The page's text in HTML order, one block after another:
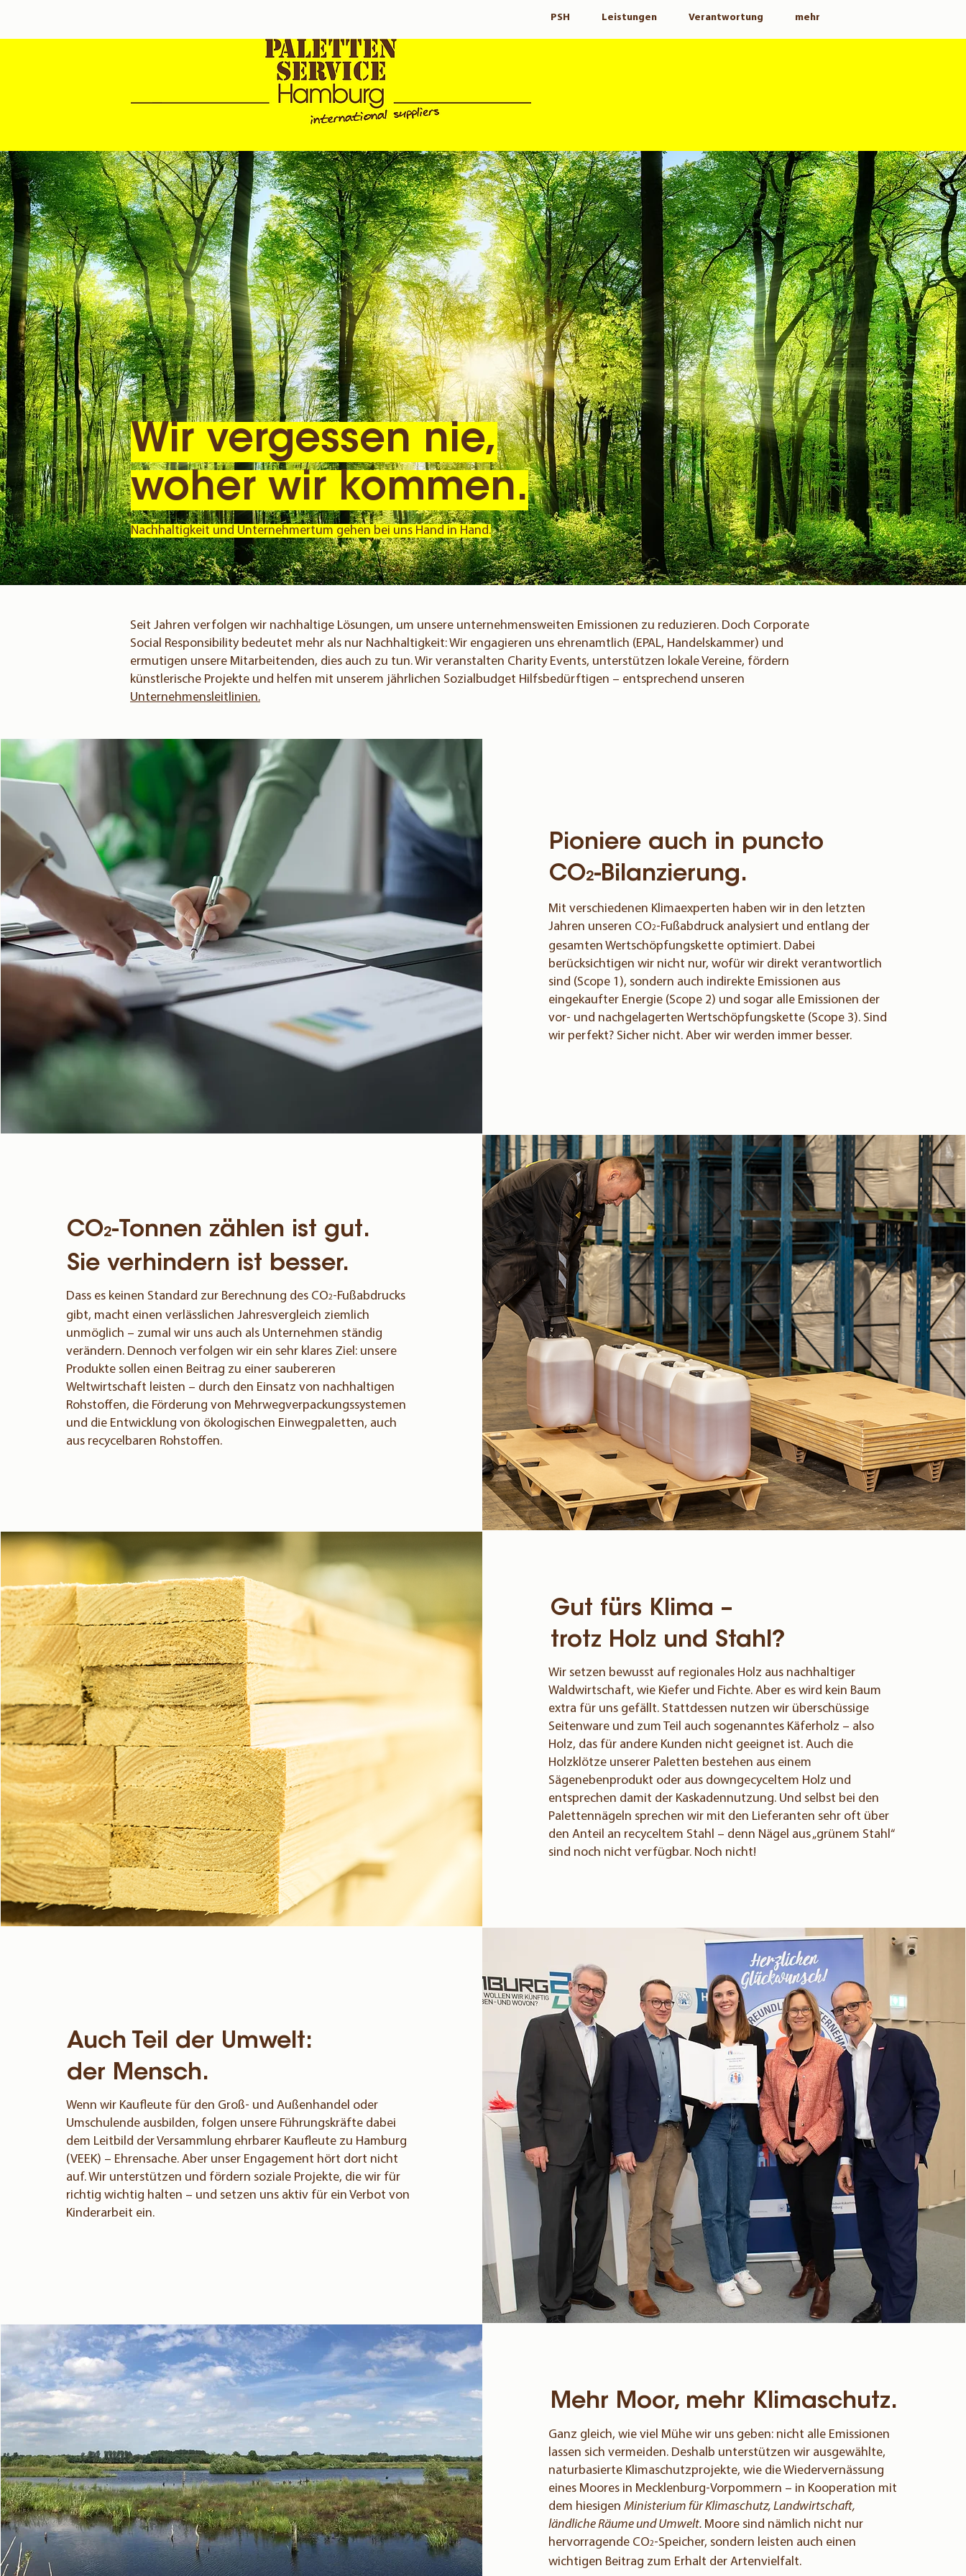
PSH Leistungen Verantwortung mehr
Wir vergessen nie,
woher wir kommen.
Nachhaltigkeit und Unternehmertum gehen bei uns Hand in Hand.
Seit Jahren verfolgen wir nachhaltige Lösungen, um unsere unternehmensweiten Emissionen zu reduzieren. Doch Corporate
Social Responsibility bedeutet mehr als nur Nachhaltigkeit: Wir engagieren uns ehren­amtlich (EPAL, Handelskammer) und
ermutigen unsere Mitarbeitenden, dies auch zu tun. Wir veranstalten Charity Events, unterstützen lokale Vereine, fördern
künstlerische Projekte und helfen mit unserem jährlichen Sozialbudget Hilfsbedürftigen – entsprechend unseren
Unternehmensleitlinien.
Pioniere auch in puncto
CO2-Bilanzierung.
Mit verschiedenen Klimaexperten haben wir in den letzten
Jahren unseren CO2-Fußabdruck analysiert und entlang der
gesamten Wertschöpfungskette optimiert. Dabei
berücksichtigen wir nicht nur, wofür wir direkt verantwortlich
sind (Scope 1), sondern auch indirekte Emissionen aus
eingekaufter Energie (Scope 2) und sogar alle Emissionen der
vor- und nachgelagerten Wertschöpfungskette (Scope 3). Sind
wir perfekt? Sicher nicht. Aber wir werden immer besser.
CO2-Tonnen zählen ist gut.
Sie verhindern ist besser.
Dass es keinen Standard zur Berechnung des CO2-Fußabdrucks
gibt, macht einen verlässlichen Jahresvergleich ziemlich
unmöglich – zumal wir uns auch als Unternehmen ständig
verändern. Dennoch verfolgen wir ein sehr klares Ziel: unsere
Produkte sollen einen Beitrag zu einer saubereren
Weltwirtschaft leisten – durch den Einsatz von nachhaltigen
Rohstoffen, die Förderung von Mehrweg­verpackungs­systemen
und die Entwicklung von ökologischen Einweg­paletten, auch
aus recycelbaren Rohstoffen.
Gut fürs Klima –
trotz Holz und Stahl?
Wir setzen bewusst auf regionales Holz aus nachhaltiger
Waldwirtschaft, wie Kiefer und Fichte. Aber es wird kein Baum
extra für uns gefällt. Stattdessen nutzen wir überschüssige
Seitenware und zum Teil auch sogenanntes Käferholz – also
Holz, das für andere Kunden nicht geeignet ist. Auch die
Holzklötze unserer Paletten bestehen aus einem
Sägenebenprodukt oder aus downgecyceltem Holz und
entsprechen damit der Kaskadennutzung. Und selbst bei den
Palettennägeln sprechen wir mit den Lieferanten sehr oft über
den Anteil an recyceltem Stahl – denn Nägel aus „grünem Stahl“
sind noch nicht verfügbar. Noch nicht!
Auch Teil der Umwelt:
der Mensch.
Wenn wir Kaufleute für den Groß- und Außenhandel oder
Umschulende ausbilden, folgen unsere Führungs­kräfte dabei
dem Leitbild der Versammlung ehrbarer Kaufleute zu Hamburg
(VEEK) – Ehrensache. Aber unser Engagement hört dort nicht
auf. Wir unterstützen und fördern soziale Projekte, die wir für
richtig wichtig halten – und setzen uns aktiv für ein Verbot von
Kinderarbeit ein.
Mehr Moor, mehr Klimaschutz.
Ganz gleich, wie viel Mühe wir uns geben: nicht alle Emissionen
lassen sich vermeiden. Deshalb unterstützen wir ausgewählte,
naturbasierte Klimaschutzprojekte, wie die Wiedervernässung
eines Moores in Mecklenburg-Vorpommern – in Kooperation mit
dem hiesigen Ministerium für Klimaschutz, Landwirtschaft,
ländliche Räume und Umwelt. Moore sind nämlich nicht nur
hervorragende CO2-Speicher, sondern leisten auch einen
wichtigen Beitrag zum Erhalt der Artenvielfalt.